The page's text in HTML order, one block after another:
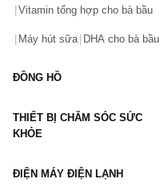
Vấn đề(*)
Vitamin tổng hợp cho bà bầu
Máy hút sữa DHA cho bà bầu
ĐỒNG HỒ
THIẾT BỊ CHĂM SÓC SỨC
KHỎE
ĐIỆN MÁY ĐIỆN LẠNH